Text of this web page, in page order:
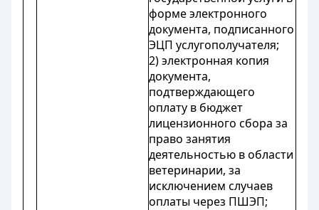
форме электронного
документа, подписанного
ЭЦП услугополучателя;
2) электронная копия
документа,
подтверждающего
оплату в бюджет
лицензионного сбора за
право занятия
деятельностью в области
ветеринарии, за
исключением случаев
оплаты через ПШЭП;